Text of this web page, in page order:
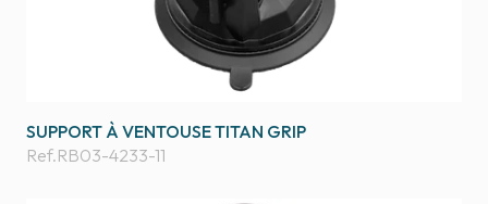
SUPPORT À VENTOUSE TITAN GRIP
Ref.RB03-4233-11